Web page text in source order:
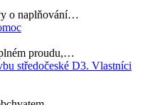
o naplňování…
proudu,…
středočeské D3. Vlastníci